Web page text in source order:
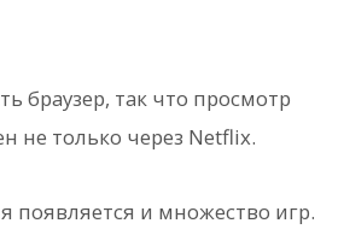
браузер, так что просмотр
не только через Netflix.
появляется и множество игр.